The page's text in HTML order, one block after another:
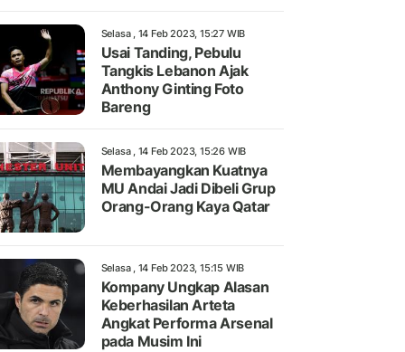
Selasa , 14 Feb 2023, 15:27 WIB
Usai Tanding, Pebulu
Tangkis Lebanon Ajak
Anthony Ginting Foto
Bareng
Selasa , 14 Feb 2023, 15:26 WIB
Membayangkan Kuatnya
MU Andai Jadi Dibeli Grup
Orang-Orang Kaya Qatar
Selasa , 14 Feb 2023, 15:15 WIB
Kompany Ungkap Alasan
Keberhasilan Arteta
Angkat Performa Arsenal
pada Musim Ini